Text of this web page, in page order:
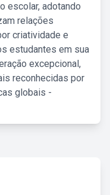
escolar, adotando
relações
criatividade e
estudantes em sua
excepcional,
reconhecidas por
globais -